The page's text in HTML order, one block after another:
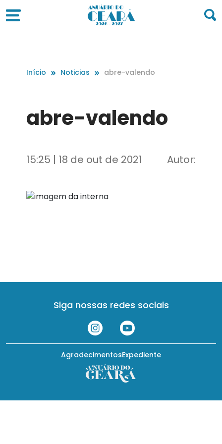
Início Noticias abre-valendo
abre-valendo
15:25 | 18 de out de 2021 Autor:
Siga nossas redes sociais
Expediente
Agradecimentos